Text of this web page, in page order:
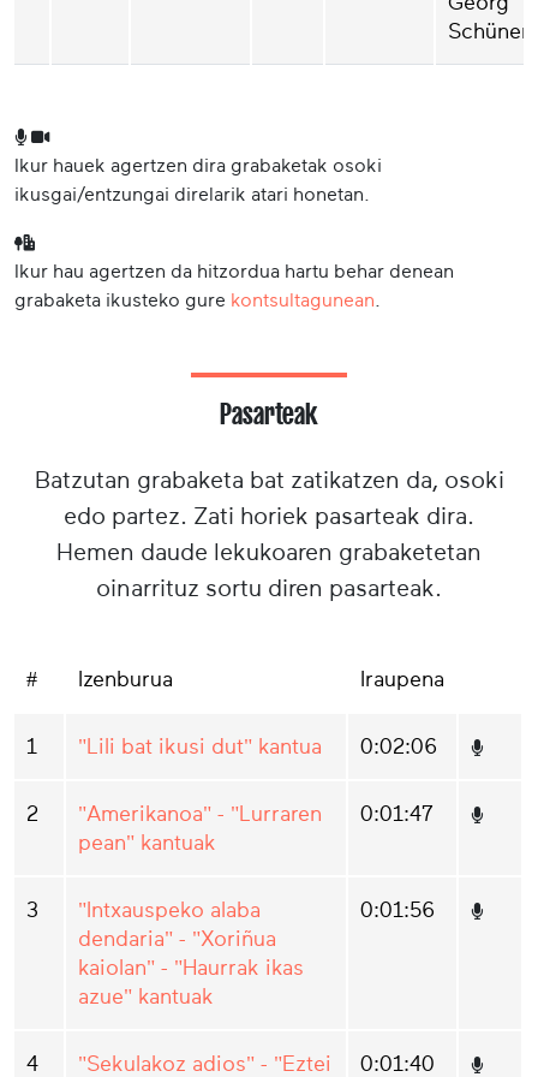
Ikur hauek agertzen dira grabaketak osoki
ikusgai/entzungai direlarik atari honetan.
Ikur hau agertzen da hitzordua hartu behar denean
grabaketa ikusteko gure kontsultagunean
Pasarteak
Batzutan grabaketa bat zatikatzen da, osoki
edo partez. Zati horiek pasarteak dira.
Hemen daude lekukoaren grabaketetan
oinarrituz sortu diren pasarteak.
# Izenburua Iraupena
1 "Lili bat ikusi dut" kantua 0:02:06
2
"Amerikanoa" - "Lurraren
pean" kantuak
0:01:47
3
"Intxauspeko alaba
dendaria" - "Xoriñua
kaiolan" - "Haurrak ikas
azue" kantuak
0:01:56
4 "Sekulakoz adios" - "Eztei 0:01:40